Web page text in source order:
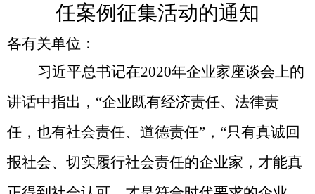
任案例征集活动的通知
各有关单位：
习近平总书记在2020年企业家座谈会上的
讲话中指出， “企业既有经济责任、法律责
任，也有社会责任、道德责任”，“只有真诚回
报社会、切实履行社会责任的企业家，才能真